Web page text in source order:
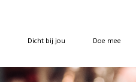
Dicht bij jou Doe mee